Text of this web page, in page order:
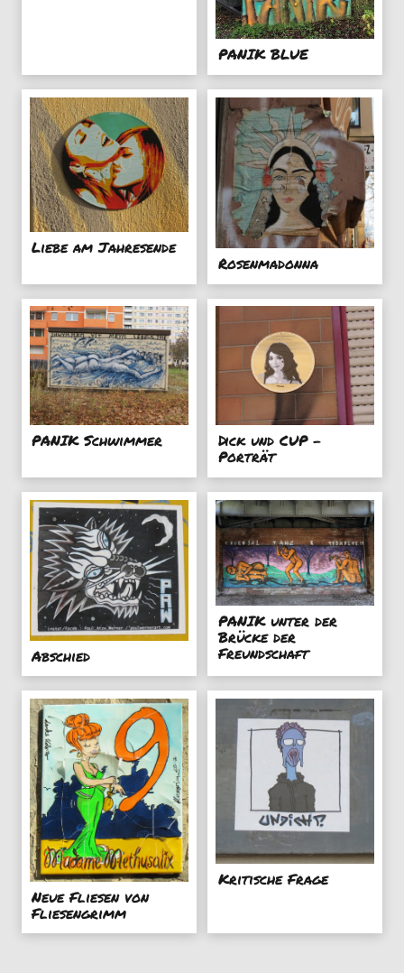
PANIK BLUE
Liebe am Jahresende
Rosenmadonna
PANIK Schwimmer Dick und CUP -
Porträt
Abschied
PANIK unter der
Brücke der
Freundschaft
Neue Fliesen von
Fliesengrimm
Kritische Frage